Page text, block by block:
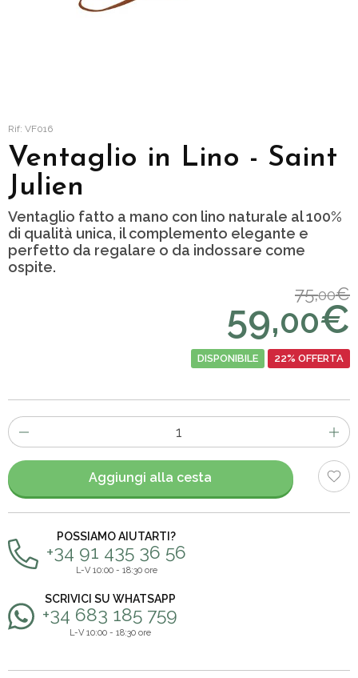
Rif: VF016
Ventaglio in Lino - Saint
Julien
Ventaglio fatto a mano con lino naturale al 100%
di qualità unica, il complemento elegante e
perfetto da regalare o da indossare come
ospite.
75,00€
59,00€
DISPONIBILE 22% OFFERTA
Numero
di
articoli
Aggiungi alla cesta
POSSIAMO AIUTARTI?
+34 91 435 36 56
L-V 10:00 - 18:30 ore
SCRIVICI SU WHATSAPP
+34 683 185 759
L-V 10:00 - 18:30 ore